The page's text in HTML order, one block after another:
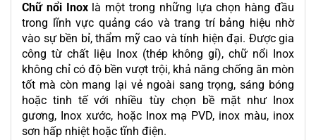
Chữ nổi Inoxlà một trong những lựa chọn hàng đầu
trong lĩnh vực quảng cáo và trang trí bảng hiệu nhờ
vào sự bền bỉ, thẩm mỹ cao và tính hiện đại. Được gia
công từ chất liệu Inox (thép không gỉ), chữ nổi Inox
không chỉ có độ bền vượt trội, khả năng chống ăn mòn
tốt mà còn mang lại vẻ ngoài sang trọng, sáng bóng
hoặc tinh tế với nhiều tùy chọn bề mặt như Inox
gương, Inox xước, hoặc Inox mạ PVD, inox màu, inox
sơn hấp nhiệt hoặc tĩnh điện.